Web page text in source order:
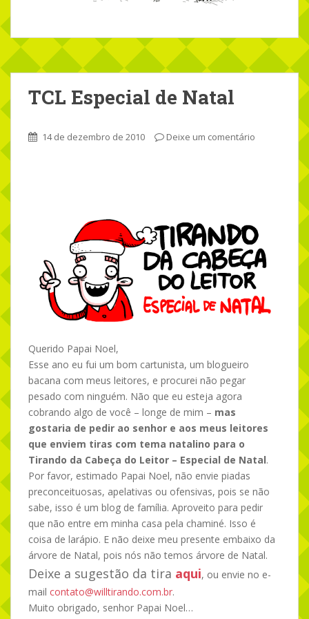
TCL Especial de Natal
14 de dezembro de 2010 Deixe um comentário
Querido Papai Noel,
Esse ano eu fui um bom cartunista, um blogueiro
bacana com meus leitores, e procurei não pegar
pesado com ninguém. Não que eu esteja agora
cobrando algo de você – longe de mim – mas
gostaria de pedir ao senhor e aos meus leitores
que enviem tiras com tema natalino para o
Tirando da Cabeça do Leitor – Especial de Natal.
Por favor, estimado Papai Noel, não envie piadas
preconceituosas, apelativas ou ofensivas, pois se não
sabe, isso é um blog de família. Aproveito para pedir
que não entre em minha casa pela chaminé. Isso é
coisa de larápio. E não deixe meu presente embaixo da
árvore de Natal, pois nós não temos árvore de Natal.
Deixe a sugestão da tira aqui, ou envie no e-
mail contato@willtirando.com.br.
Muito obrigado, senhor Papai Noel…